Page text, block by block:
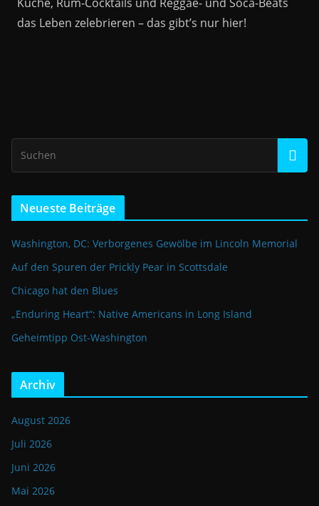
das Leben zelebrieren – das gibt’s nur hier!
Neueste Beiträge
Washington, DC: Verborgenes Gewölbe im Lincoln Memorial
Auf den Spuren der Prickly Pear in Scottsdale
Chicago hat den Blues
„Enduring Heart“: Native Americans in Long Island
Geheimtipp Ost-Washington
Archiv
August 2026
Juli 2026
Juni 2026
Mai 2026